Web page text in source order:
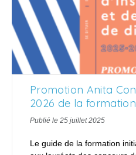
Promotion Anita
2026 de la
Publié le 25 juillet 2025
Le guide de la formation